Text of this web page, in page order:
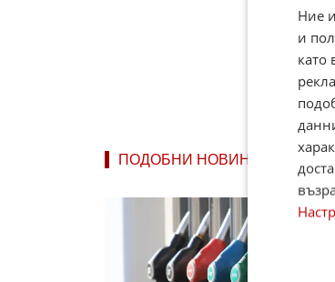
ПОДОБНИ НОВИНИ
Ние
и
като